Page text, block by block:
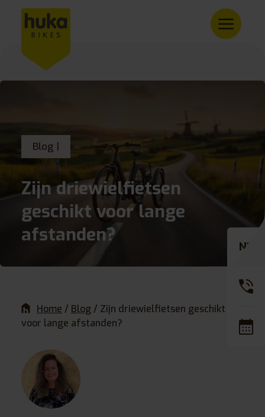
Blog |
Zijn driewielfietsen
geschikt voor lange
afstanden?
Home / Blog / Zijn driewielfietsen geschikt
voor lange afstanden?
NL